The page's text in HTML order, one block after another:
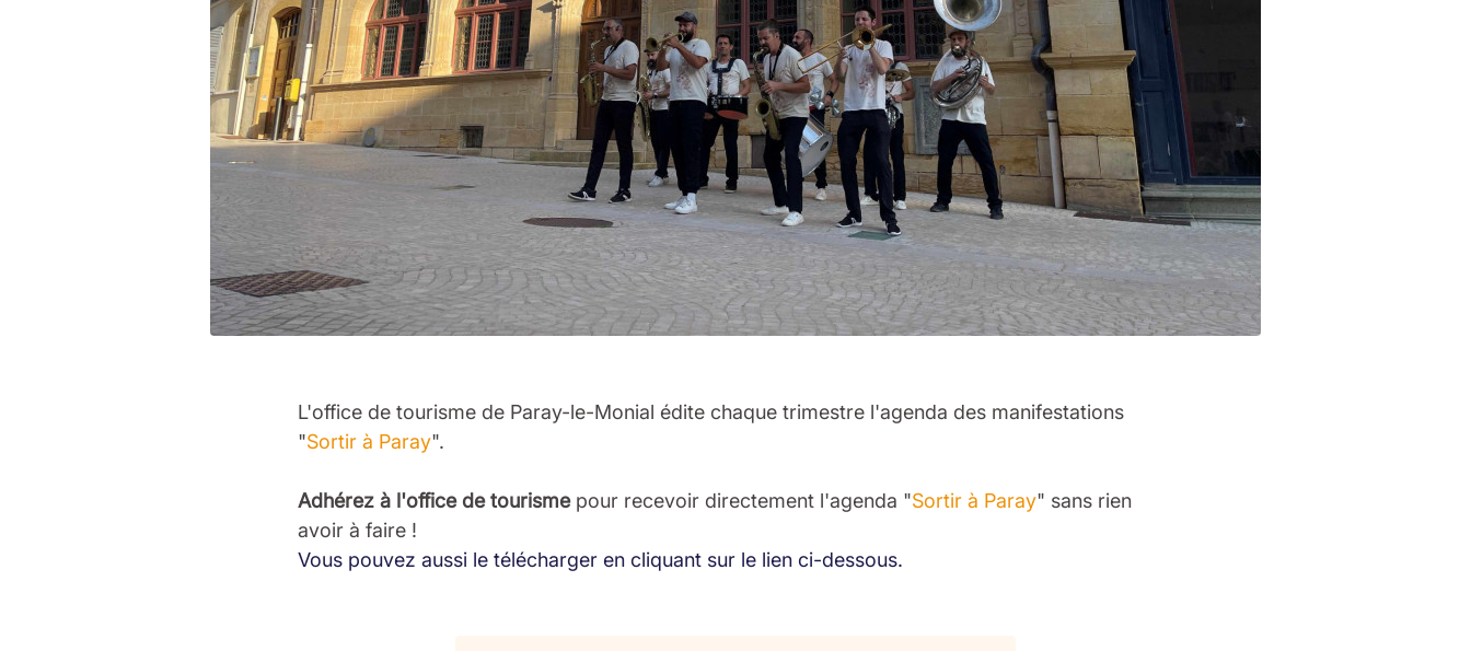
L'office de tourisme de Paray-le-Monial édite chaque trimestre l'agenda des manifestations
"Sortir à Paray".
Adhérez à l'office de tourismepour recevoir directement l'agenda "Sortir à Paray" sans rien
avoir à faire !
Vous pouvez aussi le télécharger en cliquant sur le lien ci-dessous.